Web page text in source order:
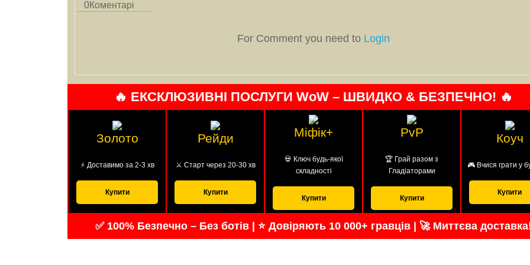
0Коментарі
For Comment you need to Login
🔥 ЕКСКЛЮЗИВНІ ПОСЛУГИ WoW – ШВИДКО & БЕЗПЕЧНО! 🔥
Золото
⚡ Доставимо за 2-3 хв
Купити
Рейди
⚔️ Старт через 20-30 хв
Купити
Міфік+
💀 Ключ будь-якої
складності
Купити
PvP
🏆 Грай разом з
Гладіаторами
Купити
Коуч
🎮 Вчися грати у
Купити
✅ 100% Безпечно – Без ботів | ⭐ Довіряють 10 000+ гравців | 🚀 Миттєва